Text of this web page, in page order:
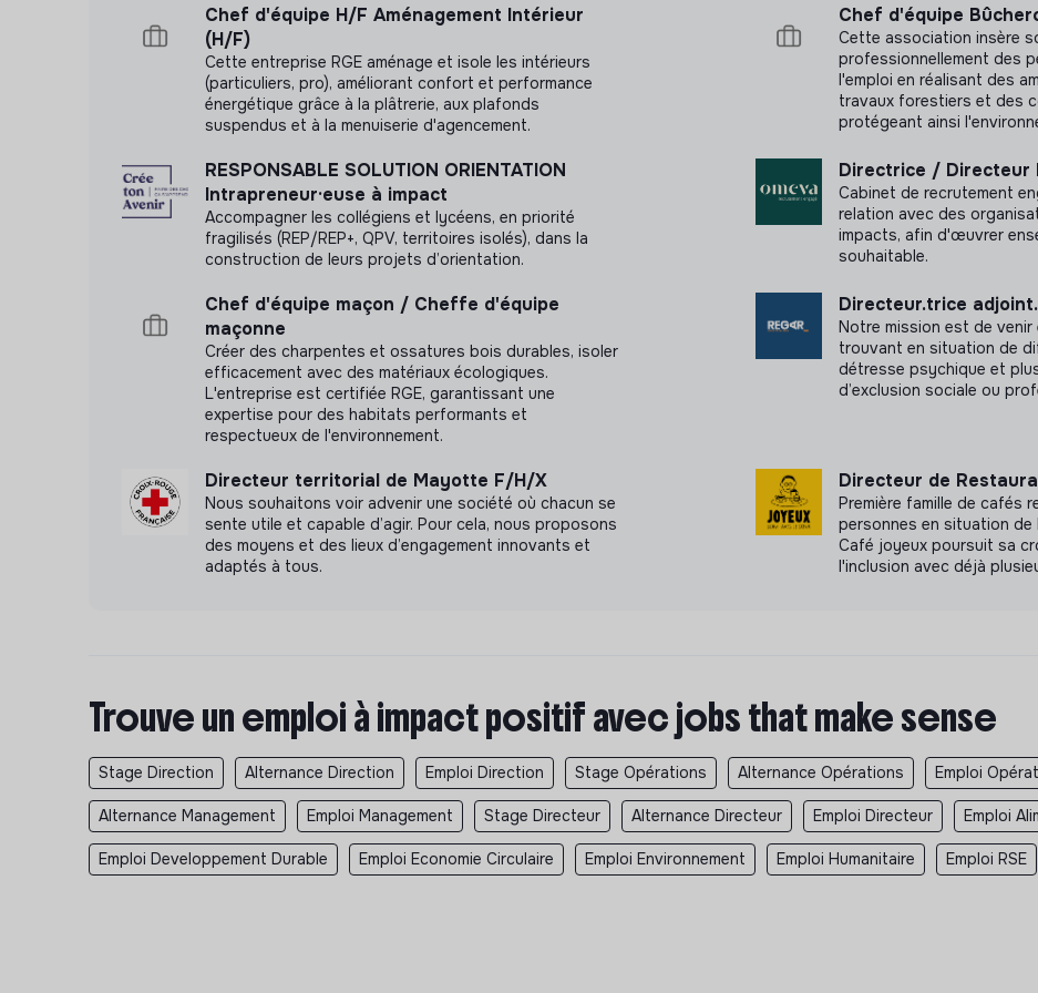
Elabore le budget avec la direction générale
Assure le suivi budgétaire pour l’ensemble des activités du département
Dans le cadre du suivi de dossiers spécifiques
Collecte et synthétise des informations
Rédige et met en forme de documents
Sollicite et coordonne les différents intervenants
Chef d'équipe H/F Aménagement Intérieur
(H/F)
Cette entreprise RGE aménage et isole les intérieurs
(particuliers, pro), améliorant confort et performance
énergétique grâce à la plâtrerie, aux plafonds
suspendus et à la menuiserie d'agencement.
Chef d'équipe
Cette association insère
professionnellement des
l'emploi en réalisant des
travaux forestiers et des
protégeant ainsi
RESPONSABLE SOLUTION ORIENTATION
Intrapreneur·euse à impact
Accompagner les collégiens et lycéens, en priorité
fragilisés (REP/REP+, QPV, territoires isolés), dans la
construction de leurs projets d’orientation.
Directrice / Directeur
Cabinet de recrutement
relation avec des
impacts, afin d'œuvrer
souhaitable.
Chef d'équipe maçon / Cheffe d'équipe
maçonne
Créer des charpentes et ossatures bois durables, isoler
efficacement avec des matériaux écologiques.
L'entreprise est certifiée RGE, garantissant une
expertise pour des habitats performants et
respectueux de l'environnement.
Directeur.trice
Notre mission est de
trouvant en situation de
détresse psychique et
d’exclusion sociale ou
Directeur territorial de Mayotte F/H/X
Nous souhaitons voir advenir une société où chacun se
sente utile et capable d’agir. Pour cela, nous proposons
des moyens et des lieux d’engagement innovants et
adaptés à tous.
Directeur de
Première famille de cafés
personnes en situation
Café joyeux poursuit sa
l'inclusion avec déjà
Trouve un emploi à impact positif avec jobs that make sense
Stage Direction Alternance Direction Emploi Direction Stage Opérations Alternance Opérations Emploi
Alternance Management Emploi Management Stage Directeur Alternance Directeur Emploi Directeur Emploi
Emploi Developpement Durable Emploi Economie Circulaire Emploi Environnement Emploi Humanitaire Emploi RSE